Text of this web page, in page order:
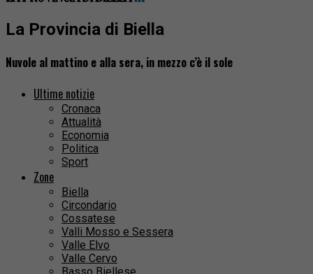
La Provincia di Biella
Nuvole al mattino e alla sera, in mezzo c’è il sole
Ultime notizie
Cronaca
Attualità
Economia
Politica
Sport
Zone
Biella
Circondario
Cossatese
Valli Mosso e Sessera
Valle Elvo
Valle Cervo